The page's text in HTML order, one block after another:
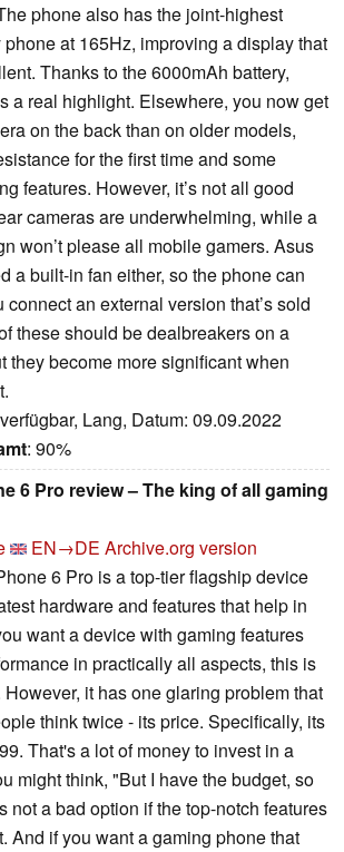
phone also has the joint-highest
phone at 165Hz, improving a display that
Thanks to the 6000mAh battery,
a real highlight. Elsewhere, you now get
on the back than on older models,
for the first time and some
features. However, it’s not all good
cameras are underwhelming, while a
won’t please all mobile gamers. Asus
a built-in fan either, so the phone can
connect an external version that’s sold
these should be dealbreakers on a
they become more significant when
Lang, Datum: 09.09.2022
: 90%
6 Pro review – The king of all gaming
EN→DE Archive.org version
6 Pro is a top-tier flagship device
hardware and features that help in
want a device with gaming features
in practically all aspects, this is
it has one glaring problem that
think twice - its price. Specifically, its
That's a lot of money to invest in a
might think, "But I have the budget, so
not a bad option if the top-notch features
And if you want a gaming phone that